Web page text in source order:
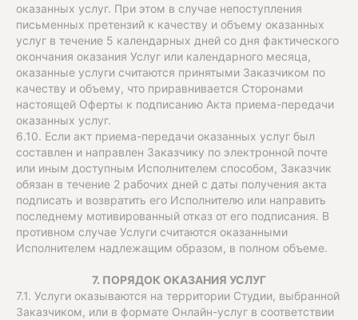
оказанных услуг. При этом в случае непоступления
письменных претензий к качеству и объему оказанных
услуг в течение 5 календарных дней со дня фактического
окончания оказания Услуг или календарного месяца,
оказанные услуги считаются принятыми Заказчиком по
качеству и объему, что приравнивается Сторонами
настоящей Оферты к подписанию Акта приема-передачи
оказанных услуг.
6.10. Если акт приема-передачи оказанных услуг был
составлен и направлен Заказчику по электронной почте
или иным доступным Исполнителем способом, Заказчик
обязан в течение 2 рабочих дней с даты получения акта
подписать и возвратить его Исполнителю или направить
последнему мотивированный отказ от его подписания. В
противном случае Услуги считаются оказанными
Исполнителем надлежащим образом, в полном объеме.
7. ПОРЯДОК ОКАЗАНИЯ УСЛУГ
7.1. Услуги оказываются на территории Студии, выбранной
Заказчиком, или в формате Онлайн-услуг в соответствии